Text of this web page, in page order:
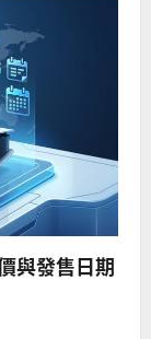
與發售日期